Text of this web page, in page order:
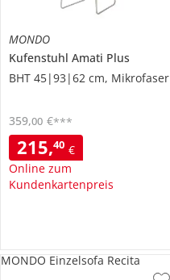
MONDO
Kufenstuhl Amati Plus
BHT 45|93|62 cm, Mikrofaser
215,40 €
Online zum
Kundenkartenpreis
359,00 €***
MONDO Einzelsofa Recita